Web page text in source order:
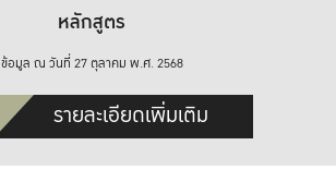
หลักสูตร
ข้อมูล ณ วันที่ 27 ตุลาคม พ.ศ. 2568
รายละเอียดเพิ่มเติม